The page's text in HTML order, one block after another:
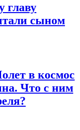
главу
сыном
в космос
Что с ним